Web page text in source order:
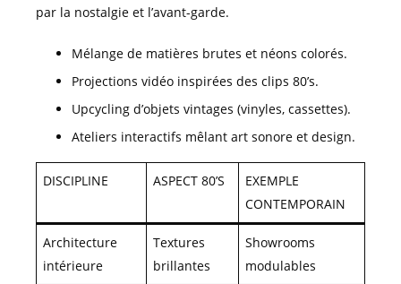
par la nostalgie et l’avant-garde.
Mélange de matières brutes et néons colorés.
Projections vidéo inspirées des clips 80’s.
Upcycling d’objets vintages (vinyles, cassettes).
Ateliers interactifs mêlant art sonore et design.
DISCIPLINE ASPECT 80’S
EXEMPLE
CONTEMPORAIN
Architecture
intérieure
Textures
brillantes
Showrooms
modulables